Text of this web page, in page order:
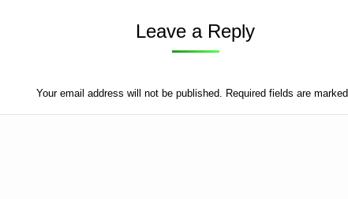
Leave a Reply
Your email address will not be published. Required fields are marked